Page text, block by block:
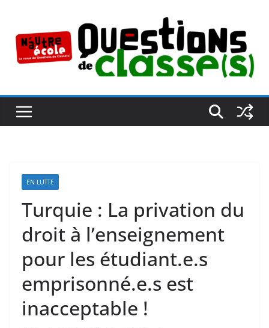
contenu
EN LUTTE
Turquie : La privation du
droit à l’enseignement
pour les étudiant.e.s
emprisonné.e.s est
inacceptable !